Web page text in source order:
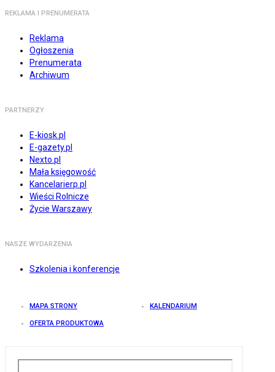
REKLAMA I PRENUMERATA
Reklama
Ogłoszenia
Prenumerata
Archiwum
PARTNERZY
E-kiosk.pl
E-gazety.pl
Nexto.pl
Mała księgowość
Kancelarierp.pl
Wieści Rolnicze
Życie Warszawy
NASZE WYDARZENIA
Szkolenia i konferencje
MAPA STRONY KALENDARIUM
OFERTA PRODUKTOWA